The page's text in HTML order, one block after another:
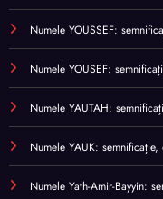
Numele YOUSSEF:
Numele YOUSEF:
Numele YAUTAH:
Numele YAUK:
Numele Yath-Amir-Bayyin: